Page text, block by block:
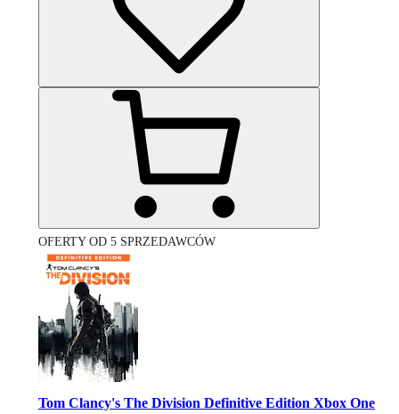
OFERTY OD 5 SPRZEDAWCÓW
Tom Clancy's The Division Definitive Edition Xbox One